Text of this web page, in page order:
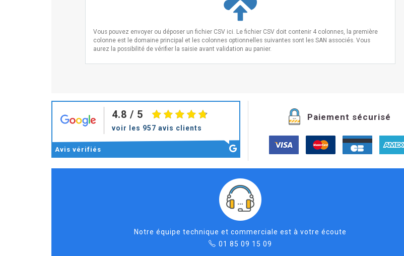
Vous pouvez envoyer ou déposer un fichier CSV ici. Le fichier CSV doit contenir 4 colonnes, la première
colonne est le domaine principal et les colonnes optionnelles suivantes sont les SAN associés. Vous
aurez la possibilité de vérifier la saisie avant validation au panier.
4.8 / 5
voir les 957 avis clients
Avis vérifiés
Paiement sécurisé
Notre équipe technique et commerciale est à votre écoute
01 85 09 15 09